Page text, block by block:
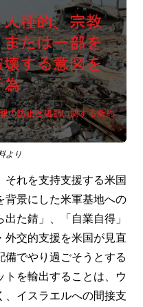
より
れを支持支援する米国
背景にした米軍基地への
た錆」、「自業自得」
交的支援を米国が見直
でやり過ごそうとする
を輸出することは、ウ
、イスラエルへの間接支